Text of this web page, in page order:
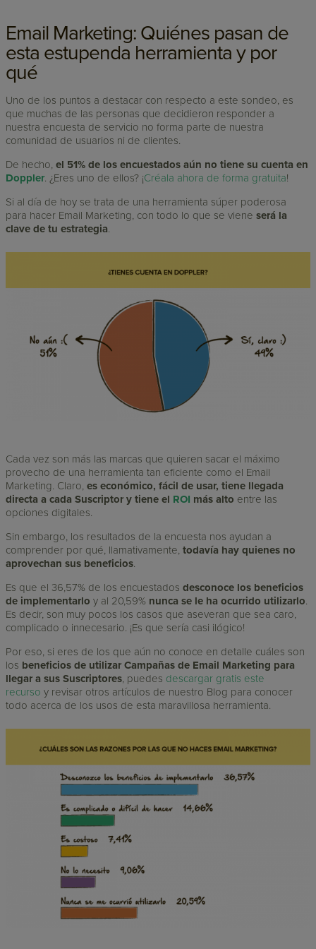
Email Marketing: Quiénes pasan de
esta estupenda herramienta y por
qué
Uno de los puntos a destacar con respecto a este sondeo, es
que muchas de las personas que decidieron responder a
nuestra encuesta de servicio no forma parte de nuestra
comunidad de usuarios ni de clientes.
De hecho, el 51% de los encuestados aún no tiene su cuenta en
Doppler . ¿Eres uno de ellos? ¡Créala ahora de forma gratuita!
Si al día de hoy se trata de una herramienta súper poderosa
para hacer Email Marketing, con todo lo que se vieneserá la
clave de tu estrategia
Cada vez son más las marcas que quieren sacar el máximo
provecho de una herramienta tan eficiente como el Email
Marketing. Claro,es económico, fácil de usar, tiene llegada
directa a cada Suscriptor y tiene el ROI más alto entre las
opciones digitales.
Sin embargo, los resultados de la encuesta nos ayudan a
comprender por qué, llamativamente,todavía hay quienes no
aprovechan sus beneficios.
Es que el 36,57% de los encuestados desconoce los beneficios
de implementarloy al 20,59% nunca se le ha ocurrido utilizarlo.
Es decir, son muy pocos los casos que aseveran que sea caro,
complicado o innecesario. ¡Es que sería casi ilógico!
Por eso, si eres de los que aún no conoce en detalle cuáles son
los beneficios de utilizar Campañas de Email Marketing para
llegar a sus Suscriptores, puedes descargar gratis este
recurso y revisar otros artículos de nuestro Blog para conocer
todo acerca de los usos de esta maravillosa herramienta.